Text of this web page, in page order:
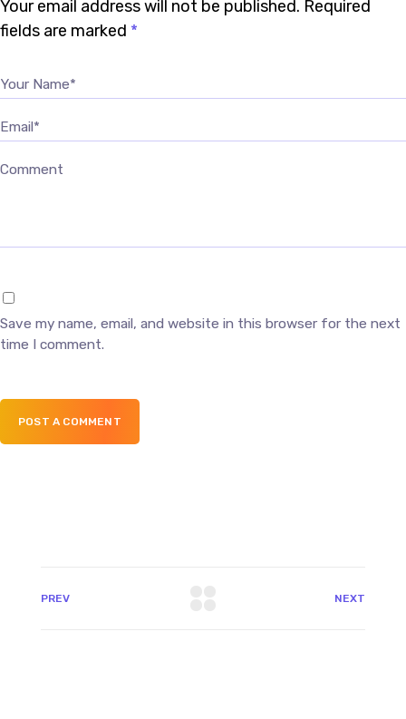
Your email address will not be published. Required
fields are marked *
Your Name*
Email*
Comment
Save my name, email, and website in this browser for the next
time I comment.
POST A COMMENT
PREV NEXT